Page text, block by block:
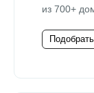
из 700+